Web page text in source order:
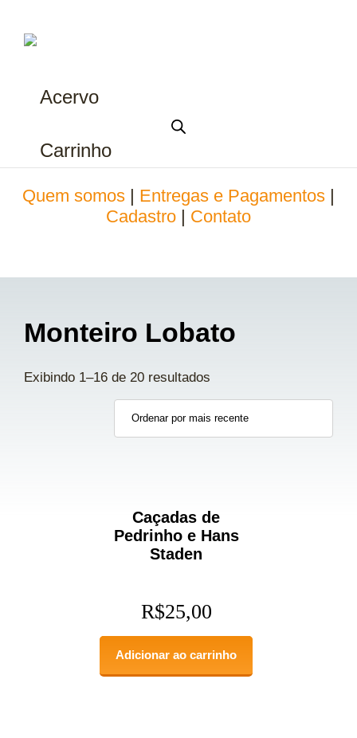
Acervo
Carrinho
Quem somos Entregas e Pagamentos
Cadastro
Contato
Monteiro Lobato
Exibindo 1–16 de 20 resultados
Caçadas de
Pedrinho e Hans
Staden
R$25,00
Adicionar ao carrinho